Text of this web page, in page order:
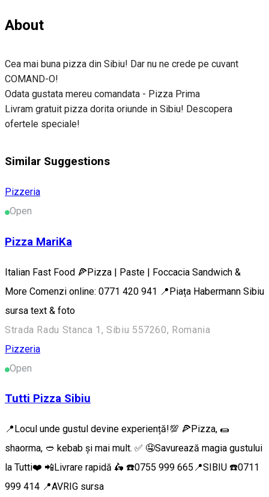
About
Cea mai buna pizza din Sibiu! Dar nu ne crede pe cuvant
COMAND-O!
Odata gustata mereu comandata - Pizza Prima
Livram gratuit pizza dorita oriunde in Sibiu! Descopera
ofertele speciale!
Similar Suggestions
Pizzeria
Open
Pizza MariKa
Italian Fast Food 🍕Pizza | Paste | Foccacia Sandwich &
More Comenzi online: 0771 420 941 📍Piața Habermann Sibiu
sursa text & foto
Strada Radu Stanca 1, Sibiu 557260, Romania
Pizzeria
Open
Tutti Pizza Sibiu
📍Locul unde gustul devine experiență!💯 🍕Pizza, 🌯
shaorma, 🥙 kebab și mai mult. ✅ 🤤Savurează magia gustului
la Tutti❤️ 📲Livrare rapidă 🛵 ☎️0755 999 665📍SIBIU ☎️0711
999 414 📍AVRIG sursa